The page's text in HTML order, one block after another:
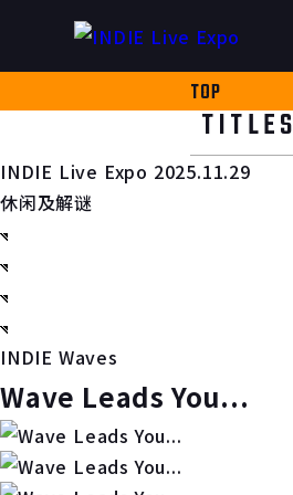
TOP
TITLES
INDIE Live Expo 2025.11.29
休闲及解谜
INDIE Waves
Wave Leads You...